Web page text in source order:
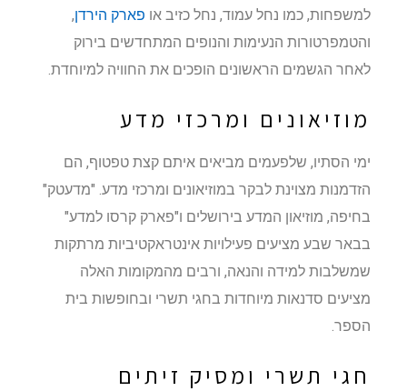
למשפחות, כמו נחל עמוד, נחל כזיב אופארק הירדן,
והטמפרטורות הנעימות והנופים המתחדשים בירוק
לאחר הגשמים הראשונים הופכים את החוויה למיוחדת.
מוזיאונים ומרכזי מדע
ימי הסתיו, שלפעמים מביאים איתם קצת טפטוף, הם
הזדמנות מצוינת לבקר במוזיאונים ומרכזי מדע. "מדעטק"
בחיפה, מוזיאון המדע בירושלים ו"פארק קרסו למדע"
בבאר שבע מציעים פעילויות אינטראקטיביות מרתקות
שמשלבות למידה והנאה, ורבים מהמקומות האלה
מציעים סדנאות מיוחדות בחגי תשרי ובחופשות בית
הספר.
חגי תשרי ומסיק זיתים